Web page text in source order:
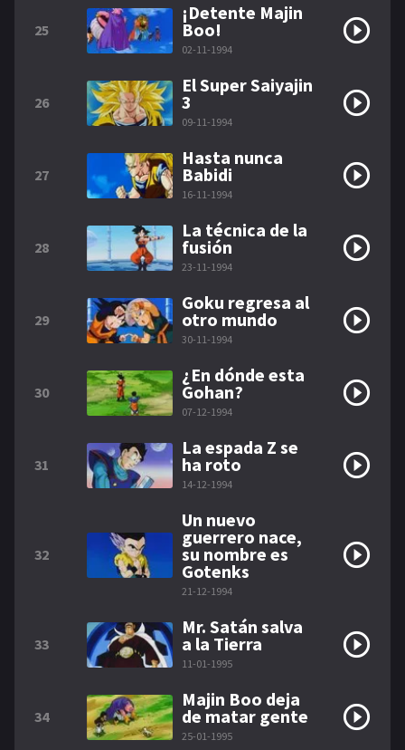
25
¡Detente Majin
Boo!
02-11-1994
26
El Super Saiyajin
3
09-11-1994
27
Hasta nunca
Babidi
16-11-1994
28
La técnica de la
fusión
23-11-1994
29
Goku regresa al
otro mundo
30-11-1994
30
¿En dónde esta
Gohan?
07-12-1994
31
La espada Z se
ha roto
14-12-1994
32
Un nuevo
guerrero nace,
su nombre es
Gotenks
21-12-1994
33
Mr. Satán salva
a la Tierra
11-01-1995
34
Majin Boo deja
de matar gente
25-01-1995